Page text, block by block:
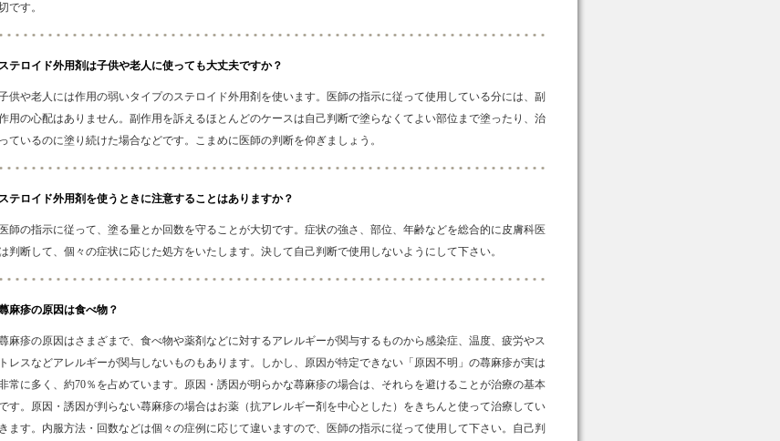
です。
ステロイド外用剤は子供や老人に使っても大丈夫ですか？
供や老人には作用の弱いタイプのステロイド外用剤を使います。医師の指示に従って使用している分には、副
用の心配はありません。副作用を訴えるほとんどのケースは自己判断で塗らなくてよい部位まで塗ったり、治
っているのに塗り続けた場合などです。こまめに医師の判断を仰ぎましょう。
ステロイド外用剤を使うときに注意することはありますか？
医師の指示に従って、塗る量とか回数を守ることが大切です。症状の強さ、部位、年齢などを総合的に皮膚科医
判断して、個々の症状に応じた処方をいたします。決して自己判断で使用しないようにして下さい。
麻疹の原因は食べ物？
麻疹の原因はさまざまで、食べ物や薬剤などに対するアレルギーが関与するものから感染症、温度、疲労やス
トレスなどアレルギーが関与しないものもあります。しかし、原因が特定できない「原因不明」の蕁麻疹が実は
常に多く、約70％を占めています。原因・誘因が明らかな蕁麻疹の場合は、それらを避けることが治療の基本
す。原因・誘因が判らない蕁麻疹の場合はお薬（抗アレルギー剤を中心とした）をきちんと使って治療してい
きます。内服方法・回数などは個々の症例に応じて違いますので、医師の指示に従って使用して下さい。自己判